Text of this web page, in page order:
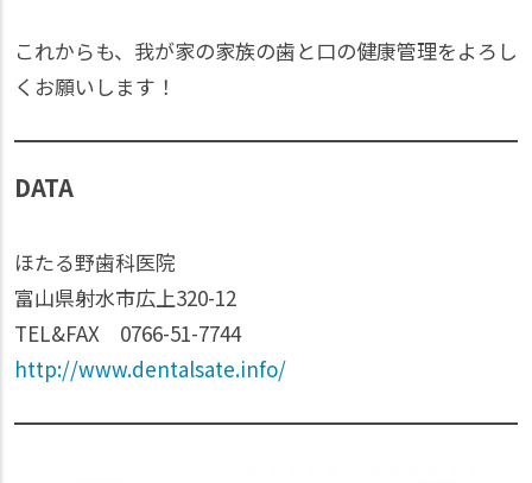
これからも、我が家の家族の歯と口の健康管理をよろし
くお願いします！
DATA
ほたる野歯科医院
富山県射水市広上320-12
TEL&FAX 0766-51-7744
http://www.dentalsate.info/